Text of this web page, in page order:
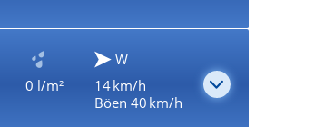
0 l/m²
W
14 km/h
Böen 40 km/h